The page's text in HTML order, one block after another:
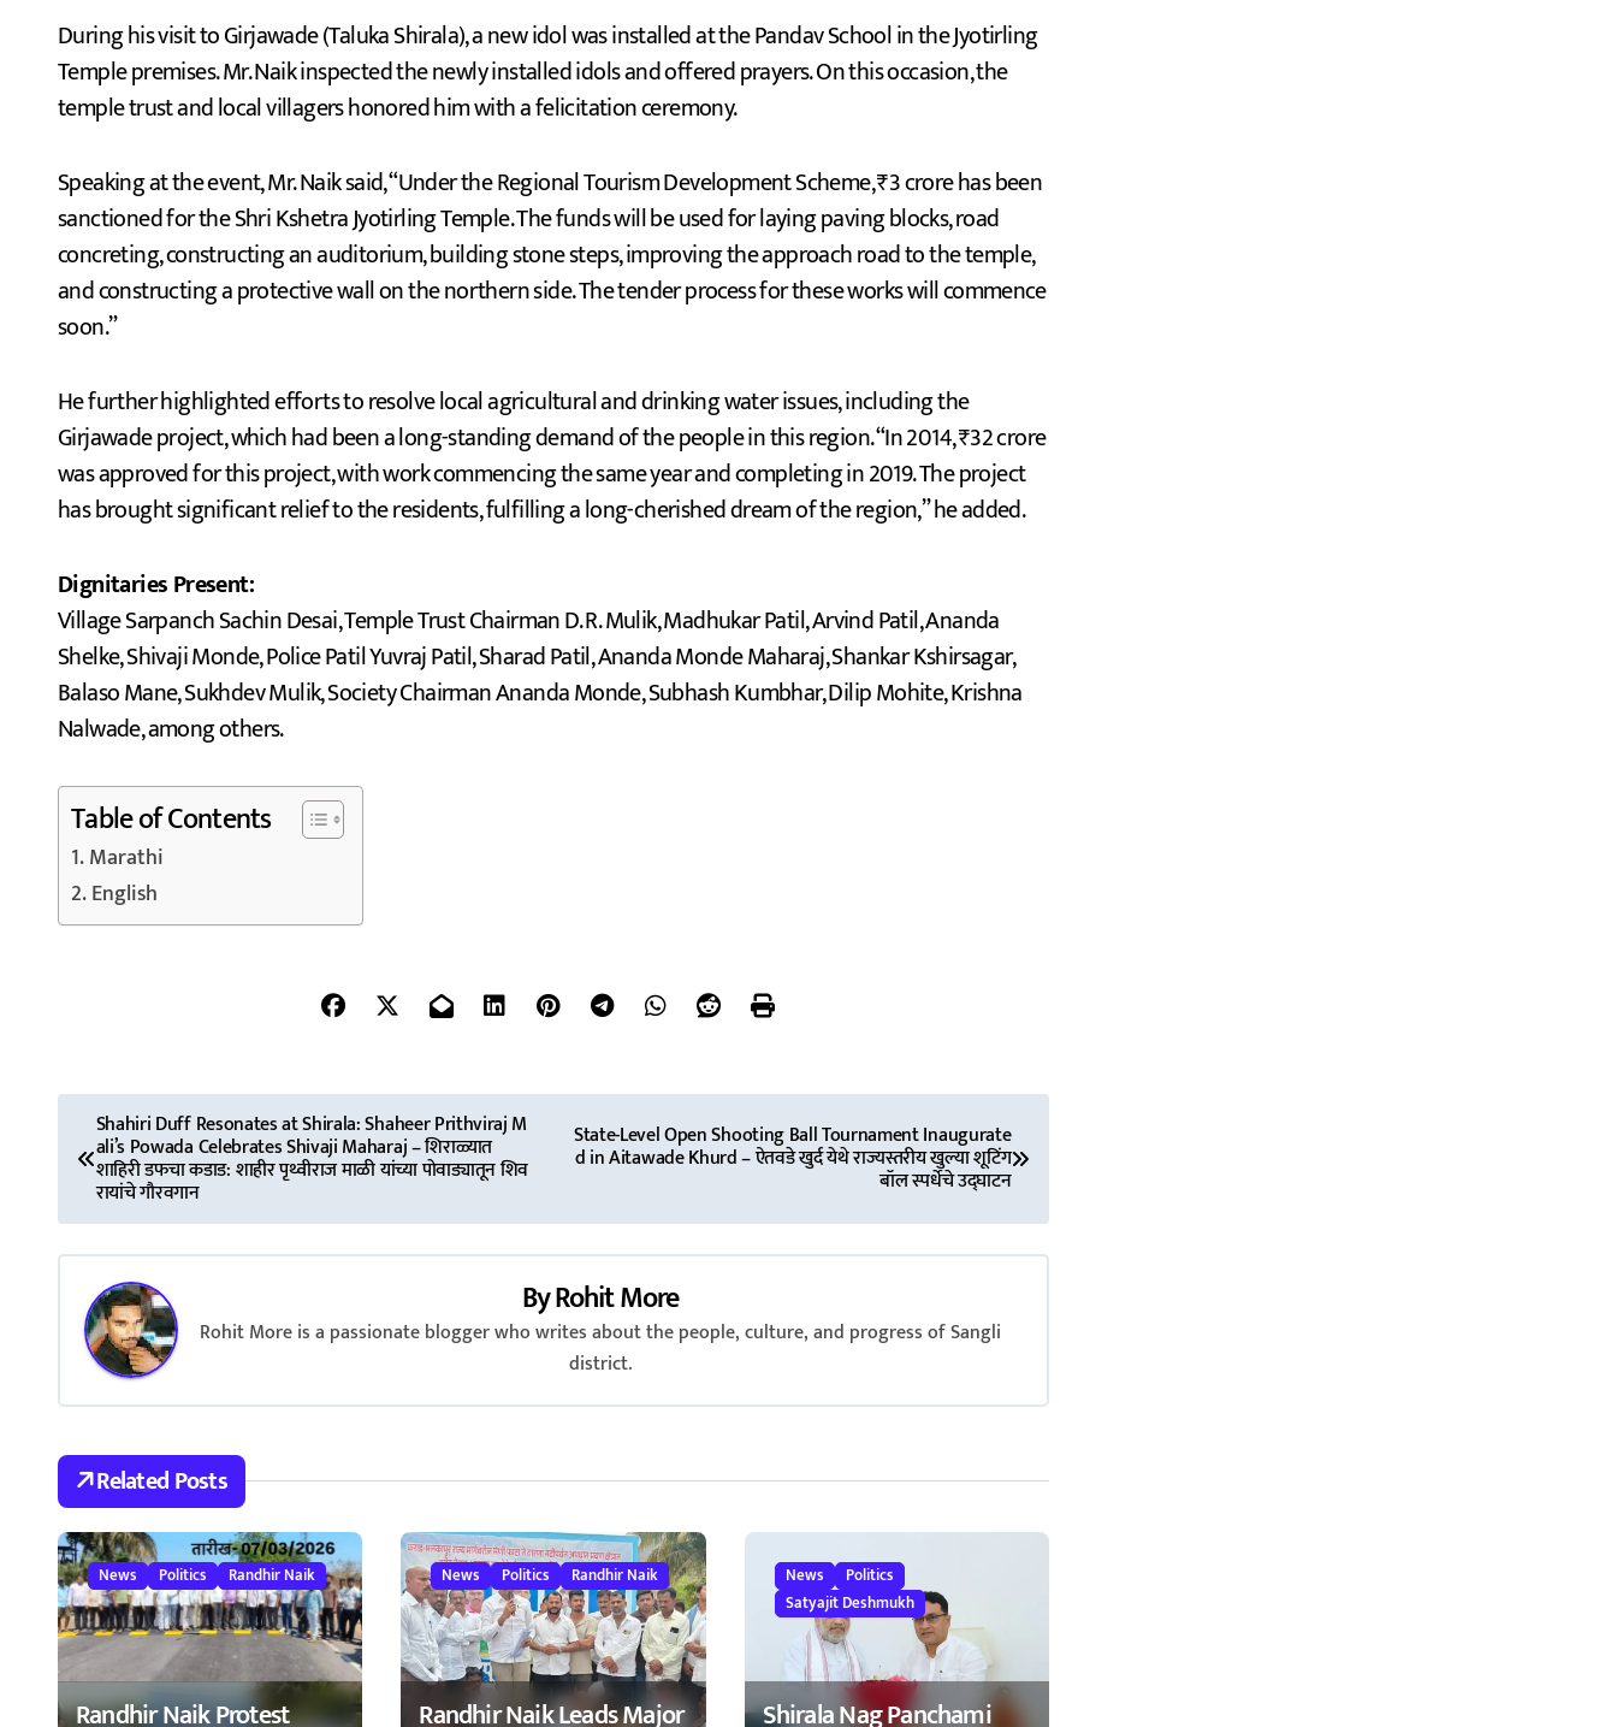
During his visit to Girjawade (Taluka Shirala), a new idol was installed at the Pandav School in the Jyotirling
Temple premises. Mr. Naik inspected the newly installed idols and offered prayers. On this occasion, the
temple trust and local villagers honored him with a felicitation ceremony.
Speaking at the event, Mr. Naik said, “Under the Regional Tourism Development Scheme, ₹3 crore has been
sanctioned for the Shri Kshetra Jyotirling Temple. The funds will be used for laying paving blocks, road
concreting, constructing an auditorium, building stone steps, improving the approach road to the temple,
and constructing a protective wall on the northern side. The tender process for these works will commence
soon.”
He further highlighted efforts to resolve local agricultural and drinking water issues, including the
Girjawade project, which had been a long-standing demand of the people in this region. “In 2014, ₹32 crore
was approved for this project, with work commencing the same year and completing in 2019. The project
has brought significant relief to the residents, fulfilling a long-cherished dream of the region,” he added.
Dignitaries Present:
Village Sarpanch Sachin Desai, Temple Trust Chairman D. R. Mulik, Madhukar Patil, Arvind Patil, Ananda
Shelke, Shivaji Monde, Police Patil Yuvraj Patil, Sharad Patil, Ananda Monde Maharaj, Shankar Kshirsagar,
Balaso Mane, Sukhdev Mulik, Society Chairman Ananda Monde, Subhash Kumbhar, Dilip Mohite, Krishna
Nalwade, among others.
Table of Contents
Marathi
English
P
s
t
v
i
g
a
t
i
o
Shahiri Duff Resonates at Shirala: Shaheer Prithviraj M
ali’s Powada Celebrates Shivaji Maharaj – शिराळ्यात
शाहिरी डफचा कडाड: शाहीर पृथ्वीराज माळी यांच्या पोवाड्यातून शिव
रायांचे गौरवगान
State-Level Open Shooting Ball Tournament Inaugurate
d in Aitawade Khurd – ऐतवडे खुर्द येथे राज्यस्तरीय खुल्या शूटिंग
बॉल स्पर्धेचे उद्घाटन
ByRohit More
Rohit More is a passionate blogger who writes about the people, culture, and progress of Sangli
district.
Related Posts
News Politics Randhir Naik
Randhir Naik Protest
News Politics Randhir Naik
Randhir Naik Leads Major
News
Politics
Satyajit Deshmukh
Shirala Nag Panchami